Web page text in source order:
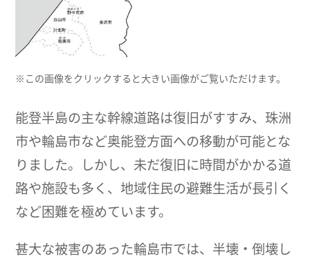
※この画像をクリックすると大きい画像がご覧いただけます。
能登半島の主な幹線道路は復旧がすすみ、珠洲
市や輪島市など奥能登方面への移動が可能とな
りました。しかし、未だ復旧に時間がかかる道
路や施設も多く、地域住民の避難生活が長引く
など困難を極めています。
甚大な被害のあった輪島市では、半壊・倒壊し